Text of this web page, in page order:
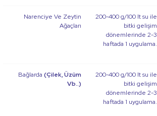
Narenciye Ve Zeytin
Ağaçları
200-400 g/100 lt su ile
bitki gelişim
dönemlerinde 2-3
haftada 1 uygulama.
Bağlarda (Çilek, Üzüm
Vb..)
200-400 g/100 lt su ile
bitki gelişim
dönemlerinde 2-3
haftada 1 uygulama.